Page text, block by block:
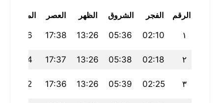
الرقم الفجر الشروق الظهر العصر المغرب
١ 02:10
05:36
13:26
17:38
21:16
٢ 02:18
05:38
13:26
17:37
21:14
٣ 02:25
05:39
13:26
17:36
21:12